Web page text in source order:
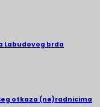
Labudovog brda
otkaza (ne)radnicima